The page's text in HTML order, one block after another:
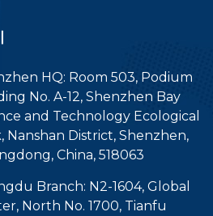
HQ: Room 503, Podium
No. A-12, Shenzhen Bay
and Technology Ecological
Nanshan District, Shenzhen,
China, 518063
Branch: N2-1604, Global
North No. 1700, Tianfu